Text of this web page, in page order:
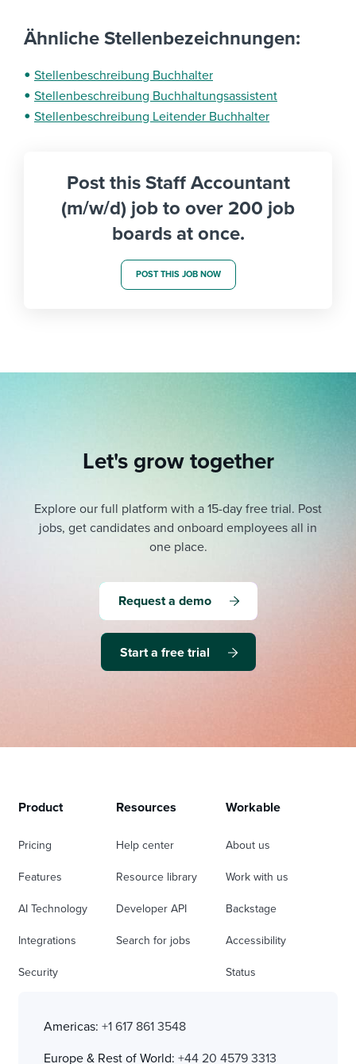
Ähnliche Stellenbezeichnungen:
Stellenbeschreibung Buchhalter
Stellenbeschreibung Buchhaltungsassistent
Stellenbeschreibung Leitender Buchhalter
Post this Staff Accountant
(m/w/d) job to over 200 job
boards at once.
POST THIS JOB NOW
Let's grow together
Explore our full platform with a 15-day free trial. Post
jobs, get candidates and onboard employees all in
one place.
Request a demo
Start a free trial
Product
Pricing
Features
AI Technology
Integrations
Security
Resources
Help center
Resource library
Developer API
Search for jobs
Workable
About us
Work with us
Backstage
Accessibility
Status
Americas: +1 617 861 3548
Europe & Rest of World: +44 20 4579 3313